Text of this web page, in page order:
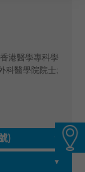
港醫學專科學
科醫學院院士;
) ▼
▼